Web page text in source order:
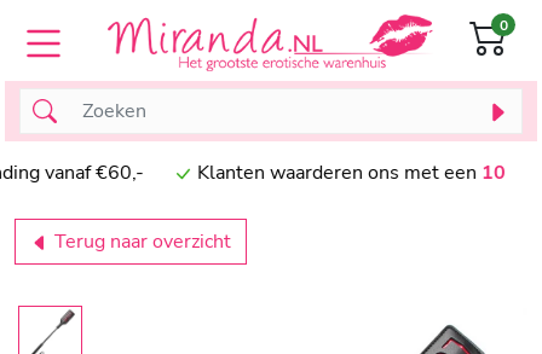
vanaf €60,- Klanten waarderen ons met een10
0
Terug naar overzicht